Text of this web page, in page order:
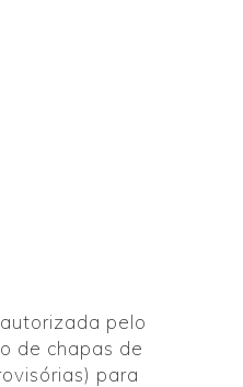
pelo
de chapas de
para